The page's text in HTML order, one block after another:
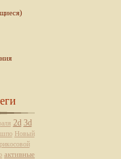
2d 3d
Новый
активные